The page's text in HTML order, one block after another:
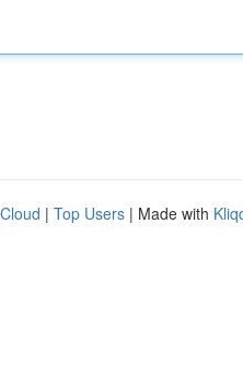
| Top Users | Made with